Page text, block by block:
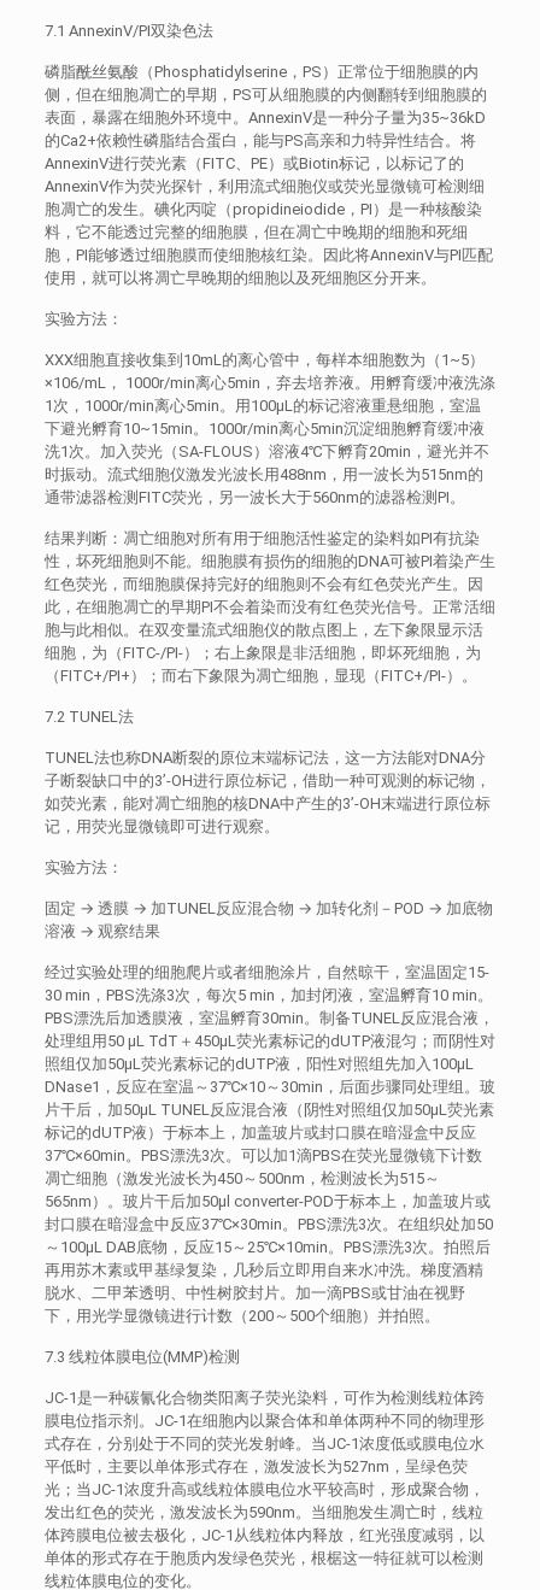
7.1 AnnexinV/PI双染色法
磷脂酰丝氨酸（Phosphatidylserine，PS）正常位于细胞膜的内
侧，但在细胞凋亡的早期，PS可从细胞膜的内侧翻转到细胞膜的
表面，暴露在细胞外环境中。AnnexinV是一种分子量为35~36kD
的Ca2+依赖性磷脂结合蛋白，能与PS高亲和力特异性结合。将
AnnexinV进行荧光素（FITC、PE）或Biotin标记，以标记了的
AnnexinV作为荧光探针，利用流式细胞仪或荧光显微镜可检测细
胞凋亡的发生。碘化丙啶（propidineiodide，PI）是一种核酸染
料，它不能透过完整的细胞膜，但在凋亡中晚期的细胞和死细
胞，PI能够透过细胞膜而使细胞核红染。因此将AnnexinV与PI匹配
使用，就可以将凋亡早晚期的细胞以及死细胞区分开来。
实验方法：
XXX细胞直接收集到10mL的离心管中，每样本细胞数为（1~5）
×106/mL， 1000r/min离心5min，弃去培养液。用孵育缓冲液洗涤
1次，1000r/min离心5min。用100μL的标记溶液重悬细胞，室温
下避光孵育10~15min。1000r/min离心5min沉淀细胞孵育缓冲液
洗1次。加入荧光（SA-FLOUS）溶液4℃下孵育20min，避光并不
时振动。流式细胞仪激发光波长用488nm，用一波长为515nm的
通带滤器检测FITC荧光，另一波长大于560nm的滤器检测PI。
结果判断：凋亡细胞对所有用于细胞活性鉴定的染料如PI有抗染
性，坏死细胞则不能。细胞膜有损伤的细胞的DNA可被PI着染产生
红色荧光，而细胞膜保持完好的细胞则不会有红色荧光产生。因
此，在细胞凋亡的早期PI不会着染而没有红色荧光信号。正常活细
胞与此相似。在双变量流式细胞仪的散点图上，左下象限显示活
细胞，为（FITC-/PI-）；右上象限是非活细胞，即坏死细胞，为
（FITC+/PI+）；而右下象限为凋亡细胞，显现（FITC+/PI-）。
7.2 TUNEL法
TUNEL法也称DNA断裂的原位末端标记法，这一方法能对DNA分
子断裂缺口中的3’-OH进行原位标记，借助一种可观测的标记物，
如荧光素，能对凋亡细胞的核DNA中产生的3’-OH末端进行原位标
记，用荧光显微镜即可进行观察。
实验方法：
固定 → 透膜 → 加TUNEL反应混合物 → 加转化剂－POD → 加底物
溶液 → 观察结果
经过实验处理的细胞爬片或者细胞涂片，自然晾干，室温固定15-
30 min，PBS洗涤3次，每次5 min，加封闭液，室温孵育10 min。
PBS漂洗后加透膜液，室温孵育30min。制备TUNEL反应混合液，
处理组用50 μL TdT＋450μL荧光素标记的dUTP液混匀；而阴性对
照组仅加50μL荧光素标记的dUTP液，阳性对照组先加入100μL
DNase1，反应在室温～37℃×10～30min，后面步骤同处理组。玻
片干后，加50μL TUNEL反应混合液（阴性对照组仅加50μL荧光素
标记的dUTP液）于标本上，加盖玻片或封口膜在暗湿盒中反应
37℃×60min。PBS漂洗3次。可以加1滴PBS在荧光显微镜下计数
凋亡细胞（激发光波长为450～500nm，检测波长为515～
565nm）。玻片干后加50μl converter-POD于标本上，加盖玻片或
封口膜在暗湿盒中反应37℃×30min。PBS漂洗3次。在组织处加50
～100μL DAB底物，反应15～25℃×10min。PBS漂洗3次。拍照后
再用苏木素或甲基绿复染，几秒后立即用自来水冲洗。梯度酒精
脱水、二甲苯透明、中性树胶封片。加一滴PBS或甘油在视野
下，用光学显微镜进行计数（200～500个细胞）并拍照。
7.3 线粒体膜电位(MMP)检测
JC-1是一种碳氰化合物类阳离子荧光染料，可作为检测线粒体跨
膜电位指示剂。JC-1在细胞内以聚合体和单体两种不同的物理形
式存在，分别处于不同的荧光发射峰。当JC-1浓度低或膜电位水
平低时，主要以单体形式存在，激发波长为527nm，呈绿色荧
光；当JC-1浓度升高或线粒体膜电位水平较高时，形成聚合物，
发出红色的荧光，激发波长为590nm。当细胞发生凋亡时，线粒
体跨膜电位被去极化，JC-1从线粒体内释放，红光强度减弱，以
单体的形式存在于胞质内发绿色荧光，根椐这一特征就可以检测
线粒体膜电位的变化。